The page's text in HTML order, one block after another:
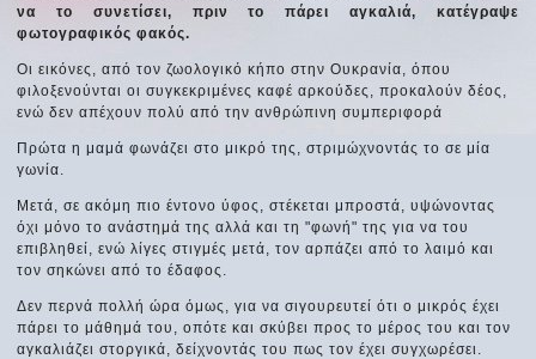
να το συνετίσει, πριν το πάρει αγκαλιά, κατέγραψε
φωτογραφικός φακός.
Οι εικόνες, από τον ζωολογικό κήπο στην Ουκρανία, όπου
φιλοξενούνται οι συγκεκριμένες καφέ αρκούδες, προκαλούν δέος,
ενώ δεν απέχουν πολύ από την ανθρώπινη συμπεριφορά
Πρώτα η μαμά φωνάζει στο μικρό της, στριμώχνοντάς το σε μία
γωνία.
Μετά, σε ακόμη πιο έντονο ύφος, στέκεται μπροστά, υψώνοντας
όχι μόνο το ανάστημά της αλλά και τη "φωνή" της για να του
επιβληθεί, ενώ λίγες στιγμές μετά, τον αρπάζει από το λαιμό και
τον σηκώνει από το έδαφος.
Δεν περνά πολλή ώρα όμως, για να σιγουρευτεί ότι ο μικρός έχει
πάρει το μάθημά του, οπότε και σκύβει προς το μέρος του και τον
αγκαλιάζει στοργικά, δείχνοντάς του πως τον έχει συγχωρέσει.